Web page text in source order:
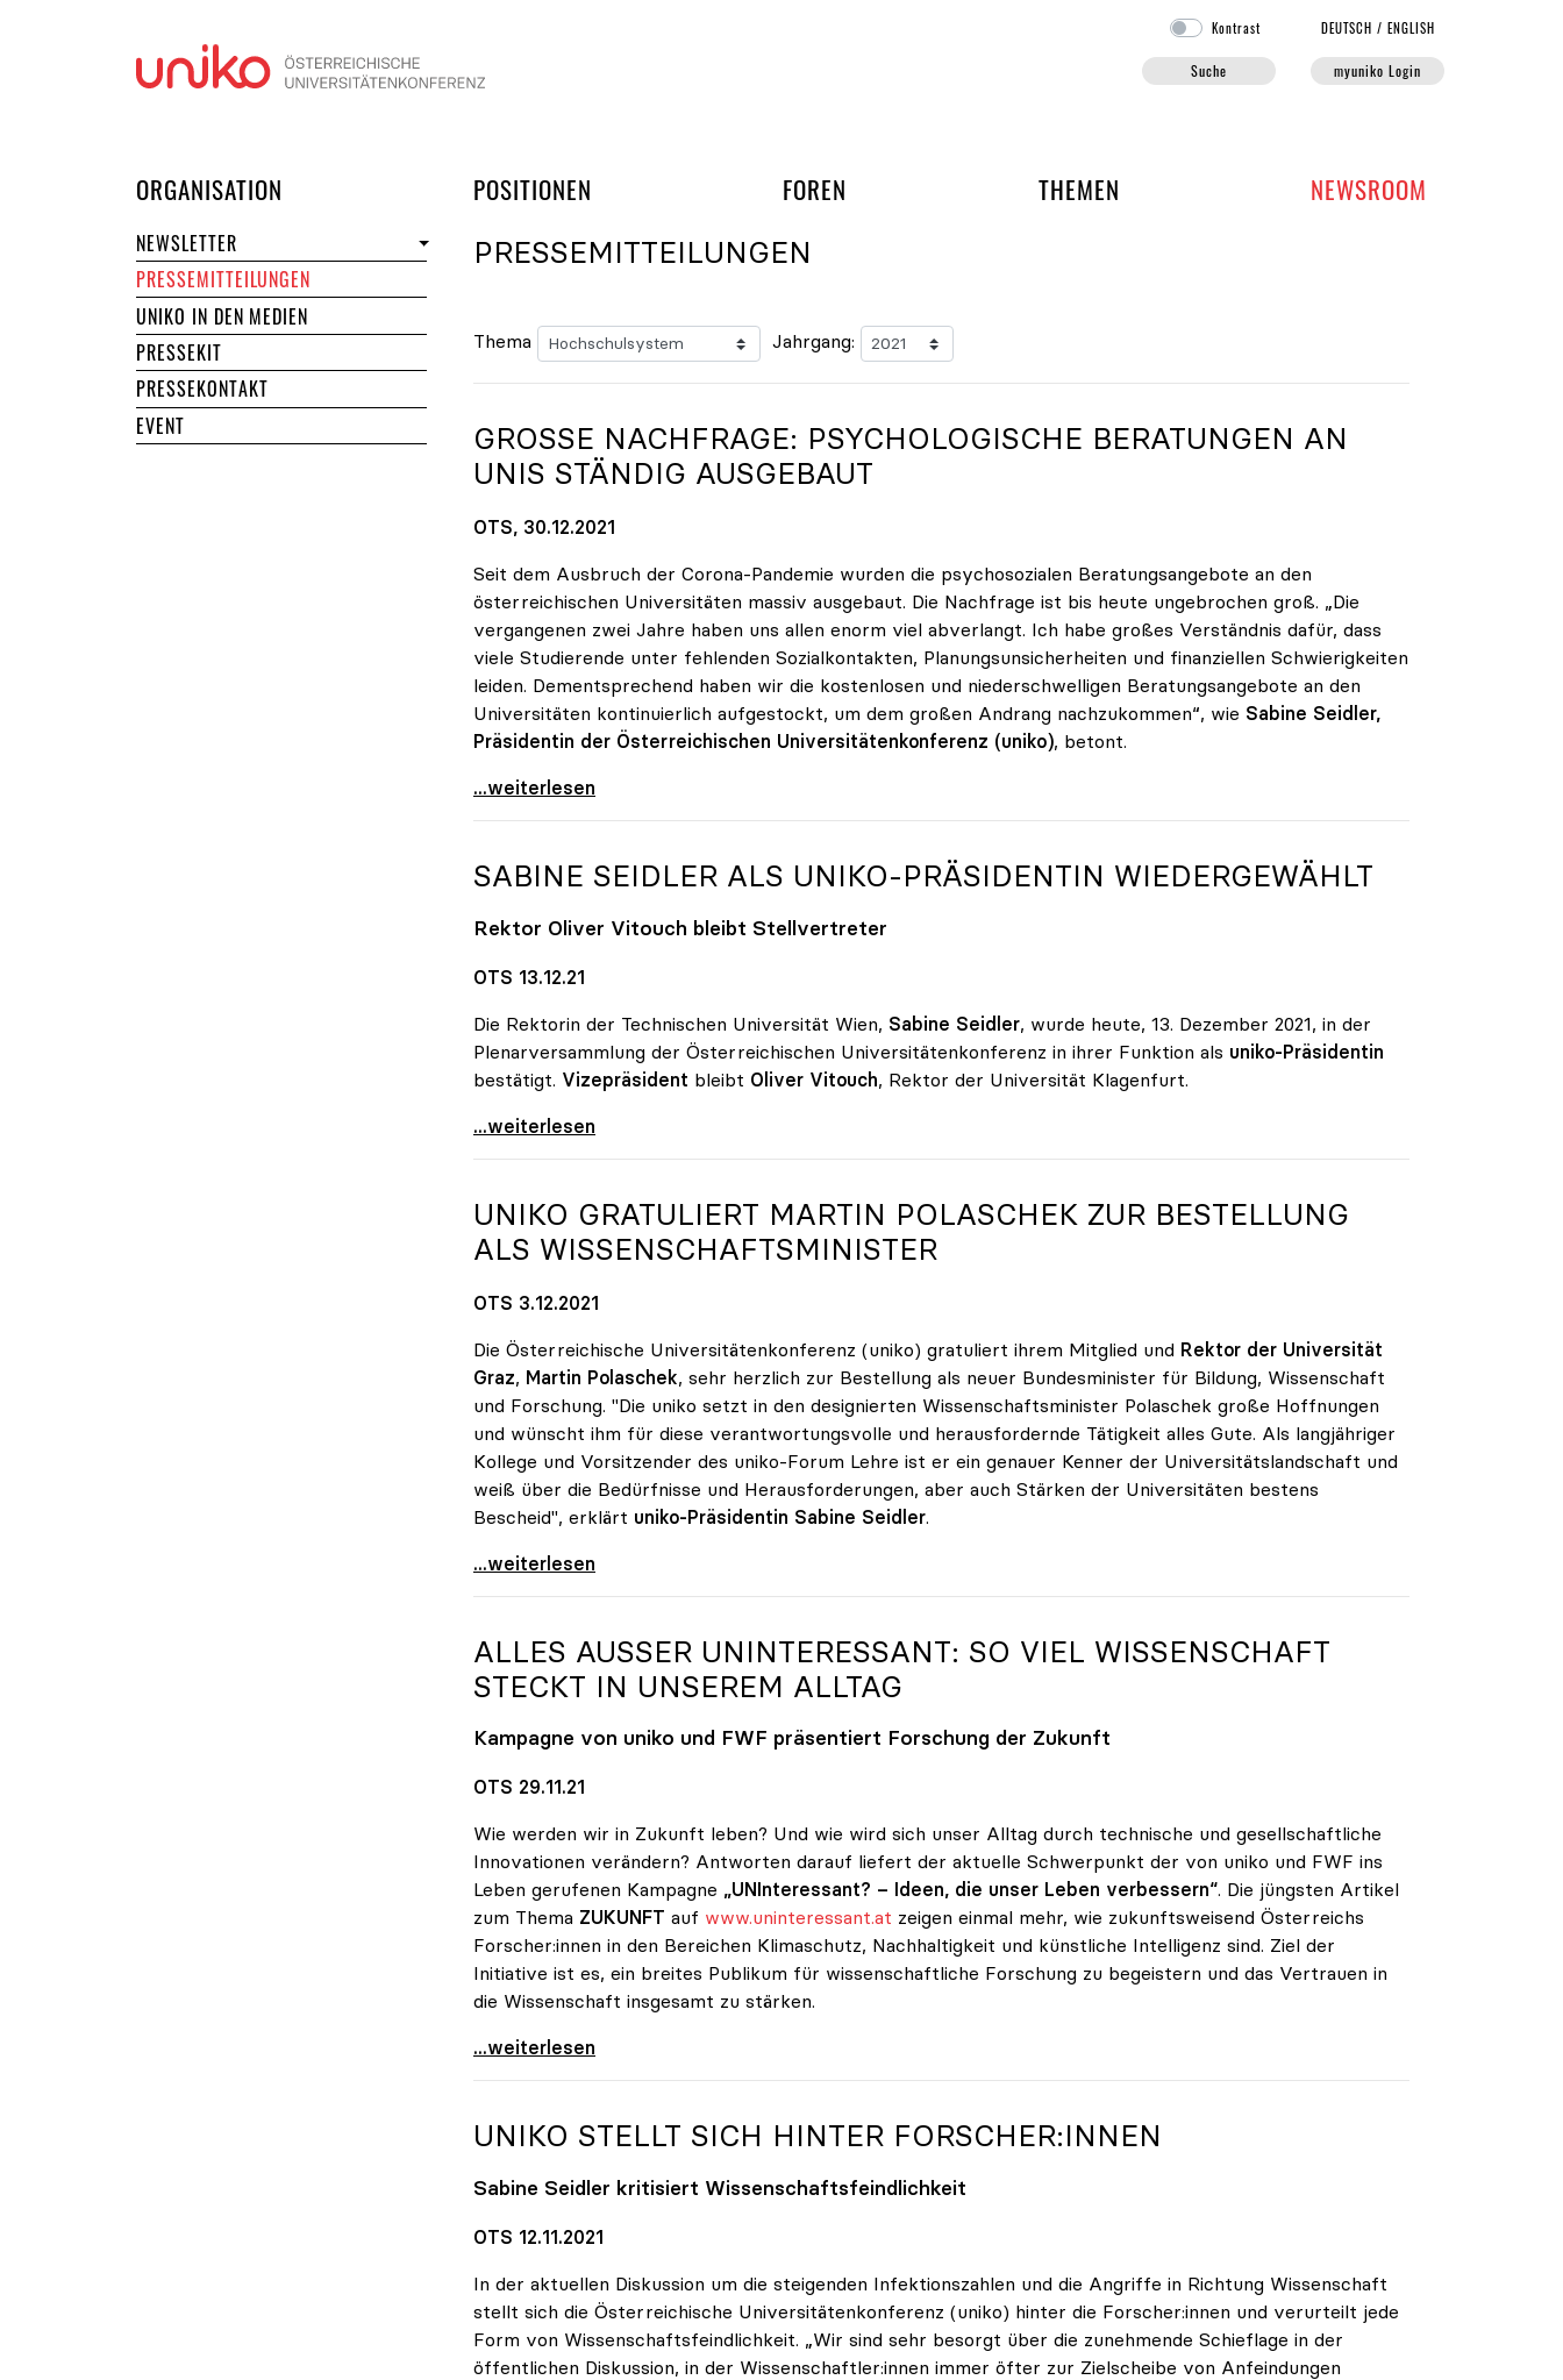
Kontrast DEUTSCH /ENGLISH
Suche myuniko Login
ORGANISATION POSITIONEN FOREN UND ARBEITSGRUPPEN DER UNIKO
THEMEN NEWSROOM
NEWSLETTER
PRESSEMITTEILUNGEN
UNIKO IN DEN MEDIEN
PRESSEKIT
PRESSEKONTAKT
EVENT
PRESSEMITTEILUNGEN
Thema Jahrgang:
GROSSE NACHFRAGE: PSYCHOLOGISCHE BERATUNGEN AN U
NIS STÄNDIG AUSGEBAUT
OTS, 30.12.2021
Seit dem Ausbruch der Corona-Pandemie wurden die psychosozialen Beratungsangebote an den
österreichischen Universitäten massiv ausgebaut. Die Nachfrage ist bis heute ungebrochen groß. „Die
vergangenen zwei Jahre haben uns allen enorm viel abverlangt. Ich habe großes Verständnis dafür, dass
viele Studierende unter fehlenden Sozialkontakten, Planungsunsicherheiten und finanziellen Schwierigkeiten
leiden. Dementsprechend haben wir die kostenlosen und niederschwelligen Beratungsangebote an den
Universitäten kontinuierlich aufgestockt, um dem großen Andrang nachzukommen“, wie Sabine Seidler,
Präsidentin der Österreichischen Universitätenkonferenz (uniko), betont.
Große Nachfrage: Psychologische Beratungen an Unis
...weiterlesen
SABINE SEIDLER ALS UNIKO-PRÄSIDENTIN WIEDERGEWÄHLT
Rektor Oliver Vitouch bleibt Stellvertreter
OTS 13.12.21
Die Rektorin der Technischen Universität Wien, Sabine Seidler, wurde heute, 13. Dezember 2021, in der
Plenarversammlung der Österreichischen Universitätenkonferenz in ihrer Funktion als uniko-Präsidentin
bestätigt. Vizepräsident bleibt Oliver Vitouch, Rektor der Universität Klagenfurt.
Sabine Seidler als uniko-Präsidentin wiedergewählt
...weiterlesen
UNIKO GRATULIERT MARTIN POLASCHEK ZUR BESTELLUNG
ALS WISSENSCHAFTSMINISTER
OTS 3.12.2021
Die Österreichische Universitätenkonferenz (uniko) gratuliert ihrem Mitglied und Rektor der Universität
Graz, Martin Polaschek, sehr herzlich zur Bestellung als neuer Bundesminister für Bildung, Wissenschaft
und Forschung. "Die uniko setzt in den designierten Wissenschaftsminister Polaschek große Hoffnungen
und wünscht ihm für diese verantwortungsvolle und herausfordernde Tätigkeit alles Gute. Als langjähriger
Kollege und Vorsitzender des uniko-Forum Lehre ist er ein genauer Kenner der Universitätslandschaft und
weiß über die Bedürfnisse und Herausforderungen, aber auch Stärken der Universitäten bestens
Bescheid", erklärt uniko-Präsidentin Sabine Seidler.
uniko gratuliert Martin Polaschek zur Bestellung
...weiterlesen
ALLES AUSSER UNINTERESSANT: SO VIEL WISSENSCHAFT S
TECKT IN UNSEREM ALLTAG
Kampagne von uniko und FWF präsentiert Forschung der Zukunft
OTS 29.11.21
Wie werden wir in Zukunft leben? Und wie wird sich unser Alltag durch technische und gesellschaftliche
Innovationen verändern? Antworten darauf liefert der aktuelle Schwerpunkt der von uniko und FWF ins
Leben gerufenen Kampagne „UNInteressant? – Ideen, die unser Leben verbessern“. Die jüngsten Artikel
zum Thema ZUKUNFT auf www.uninteressant.at zeigen einmal mehr, wie zukunftsweisend Österreichs
Forscher:innen in den Bereichen Klimaschutz, Nachhaltigkeit und künstliche Intelligenz sind. Ziel der
Initiative ist es, ein breites Publikum für wissenschaftliche Forschung zu begeistern und das Vertrauen in
die Wissenschaft insgesamt zu stärken.
Alles außer UNInteressant: So viel Wissenschaft
...weiterlesen
UNIKO STELLT SICH HINTER FORSCHER:INNEN
Sabine Seidler kritisiert Wissenschaftsfeindlichkeit
OTS 12.11.2021
In der aktuellen Diskussion um die steigenden Infektionszahlen und die Angriffe in Richtung Wissenschaft
stellt sich die Österreichische Universitätenkonferenz (uniko) hinter die Forscher:innen und verurteilt jede
Form von Wissenschaftsfeindlichkeit. „Wir sind sehr besorgt über die zunehmende Schieflage in der
öffentlichen Diskussion, in der Wissenschaftler:innen immer öfter zur Zielscheibe von Anfeindungen